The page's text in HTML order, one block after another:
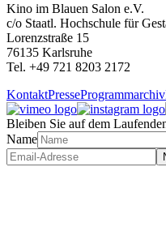
Kino im Blauen Salon e.V.
c/o Staatl. Hochschule für
Lorenzstraße 15
76135 Karlsruhe
Tel. +49 721 8203 2172
KontaktPresseProgrammarchiv
Bleiben Sie auf dem
Name